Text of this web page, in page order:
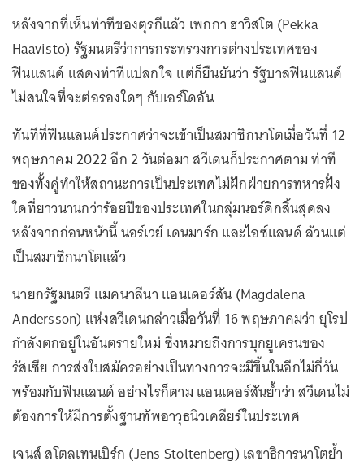
หลังจากที่เห็นท่าทีของตุรกีแล้ว เพกกา ฮาวิสโต (Pekka
Haavisto) รัฐมนตรีว่าการกระทรวงการต่างประเทศของ
ฟินแลนด์ แสดงท่าทีแปลกใจ แต่ก็ยืนยันว่า รัฐบาลฟินแลนด์
ไม่สนใจที่จะต่อรองใดๆ กับเอร์โดอัน
ทันทีที่ฟินแลนด์ประกาศว่าจะเข้าเป็นสมาชิกนาโตเมื่อวันที่ 12
พฤษภาคม 2022 อีก 2 วันต่อมา สวีเดนก็ประกาศตาม ท่าที
ของทั้งคู่ทำให้สถานะการเป็นประเทศไม่ฝักฝ่ายการทหารฝั่ง
ใดที่ยาวนานกว่าร้อยปีของประเทศในกลุ่มนอร์ดิกสิ้นสุดลง
หลังจากก่อนหน้านี้ นอร์เวย์ เดนมาร์ก และไอซ์แลนด์ ล้วนแต่
เป็นสมาชิกนาโตแล้ว
นายกรัฐมนตรี แมคนาลีนา แอนเดอร์สัน (Magdalena
Andersson) แห่งสวีเดนกล่าวเมื่อวันที่ 16 พฤษภาคมว่า ยุโรป
กำลังตกอยู่ในอันตรายใหม่ ซึ่งหมายถึงการบุกยูเครนของ
รัสเซีย การส่งใบสมัครอย่างเป็นทางการจะมีขึ้นในอีกไม่กี่วัน
พร้อมกับฟินแลนด์ อย่างไรก็ตาม แอนเดอร์สันย้ำว่า สวีเดนไม่
ต้องการให้มีการตั้งฐานทัพอาวุธนิวเคลียร์ในประเทศ
เจนส์ สโตลเทนเบิร์ก (Jens Stoltenberg) เลขาธิการนาโตย้ำ